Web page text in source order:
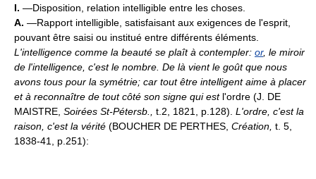
I. —Disposition, relation intelligible entre les choses.
A. —Rapport intelligible, satisfaisant aux exigences de l'esprit,
pouvant être saisi ou institué entre différents éléments.
L'intelligence comme la beauté se plaît à contempler: or, le miroir
de l'intelligence, c'est le nombre. De là vient le goût que nous
avons tous pour la symétrie; car tout être intelligent aime à placer
et à reconnaître de tout côté son signe qui est l'ordre (J. DE
MAISTRE, Soirées St-Pétersb., t.2, 1821, p.128). L'ordre, c'est la
raison, c'est la vérité (BOUCHER DE PERTHES, Création, t. 5,
1838-41, p.251):